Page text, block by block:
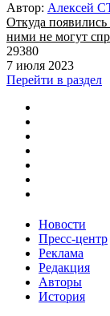
Автор: Алексей
Откуда
ними не могут
29380
7 июля 2023
Перейти в раздел
Новости
Пресс-центр
Реклама
Редакция
Авторы
История